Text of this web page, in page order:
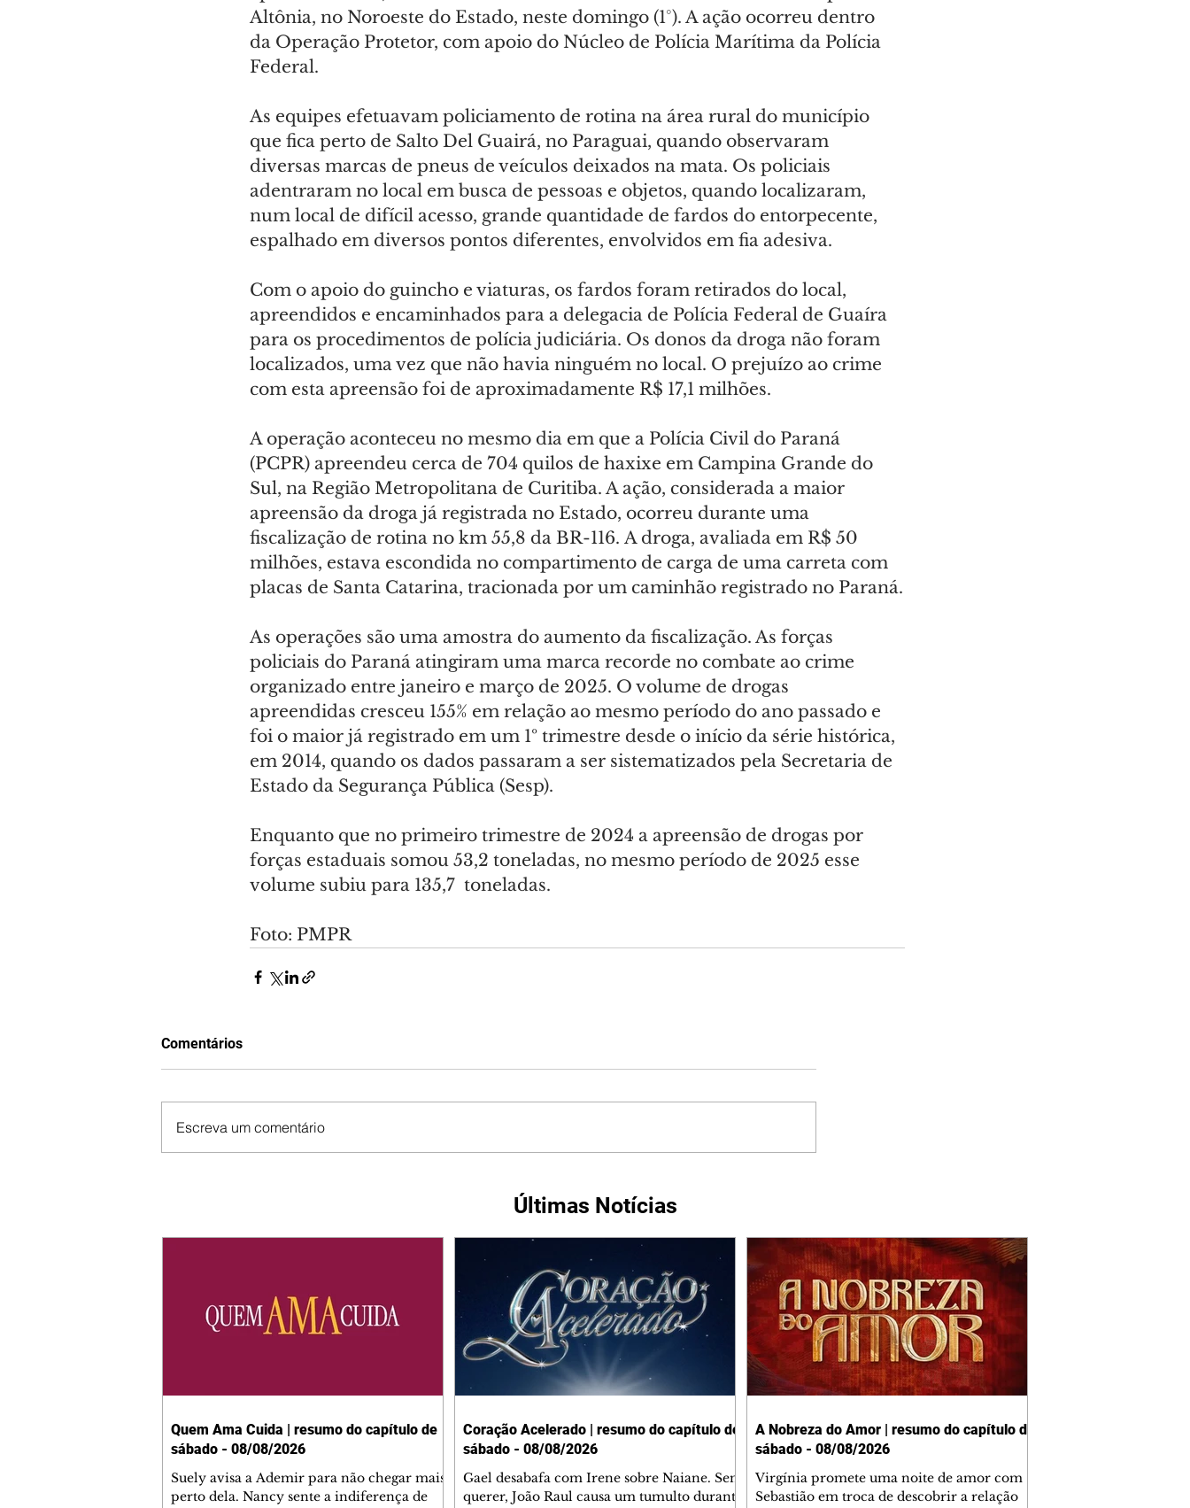
Altônia, no Noroeste do Estado, neste domingo (1°). A ação ocorreu dentro
da Operação Protetor, com apoio do Núcleo de Polícia Marítima da Polícia
Federal.
As equipes efetuavam policiamento de rotina na área rural do município
que fica perto de Salto Del Guairá, no Paraguai, quando observaram
diversas marcas de pneus de veículos deixados na mata. Os policiais
adentraram no local em busca de pessoas e objetos, quando localizaram,
num local de difícil acesso, grande quantidade de fardos do entorpecente,
espalhado em diversos pontos diferentes, envolvidos em fia adesiva.
Com o apoio do guincho e viaturas, os fardos foram retirados do local,
apreendidos e encaminhados para a delegacia de Polícia Federal de Guaíra
para os procedimentos de polícia judiciária. Os donos da droga não foram
localizados, uma vez que não havia ninguém no local. O prejuízo ao crime
com esta apreensão foi de aproximadamente R$ 17,1 milhões.
A operação aconteceu no mesmo dia em que a Polícia Civil do Paraná
(PCPR) apreendeu cerca de 704 quilos de haxixe em Campina Grande do
Sul, na Região Metropolitana de Curitiba. A ação, considerada a maior
apreensão da droga já registrada no Estado, ocorreu durante uma
fiscalização de rotina no km 55,8 da BR-116. A droga, avaliada em R$ 50
milhões, estava escondida no compartimento de carga de uma carreta com
placas de Santa Catarina, tracionada por um caminhão registrado no Paraná.
As operações são uma amostra do aumento da fiscalização. As forças
policiais do Paraná atingiram uma marca recorde no combate ao crime
organizado entre janeiro e março de 2025. O volume de drogas
apreendidas cresceu 155% em relação ao mesmo período do ano passado e
foi o maior já registrado em um 1º trimestre desde o início da série histórica,
em 2014, quando os dados passaram a ser sistematizados pela Secretaria de
Estado da Segurança Pública (Sesp).
Enquanto que no primeiro trimestre de 2024 a apreensão de drogas por
forças estaduais somou 53,2 toneladas, no mesmo período de 2025 esse
volume subiu para 135,7  toneladas.
Foto: PMPR
Comentários
Escreva um comentário
Últimas Notícias
Quem Ama Cuida | resumo do capítulo de
sábado - 08/08/2026
Suely avisa a Ademir para não chegar mais
perto dela. Nancy sente a indiferença de
Coração Acelerado | resumo do capítulo de
sábado - 08/08/2026
Gael desabafa com Irene sobre Naiane. Sem
querer, João Raul causa um tumulto durante
A Nobreza do Amor | resumo do capítulo de
sábado - 08/08/2026
Virgínia promete uma noite de amor com
Sebastião em troca de descobrir a relação